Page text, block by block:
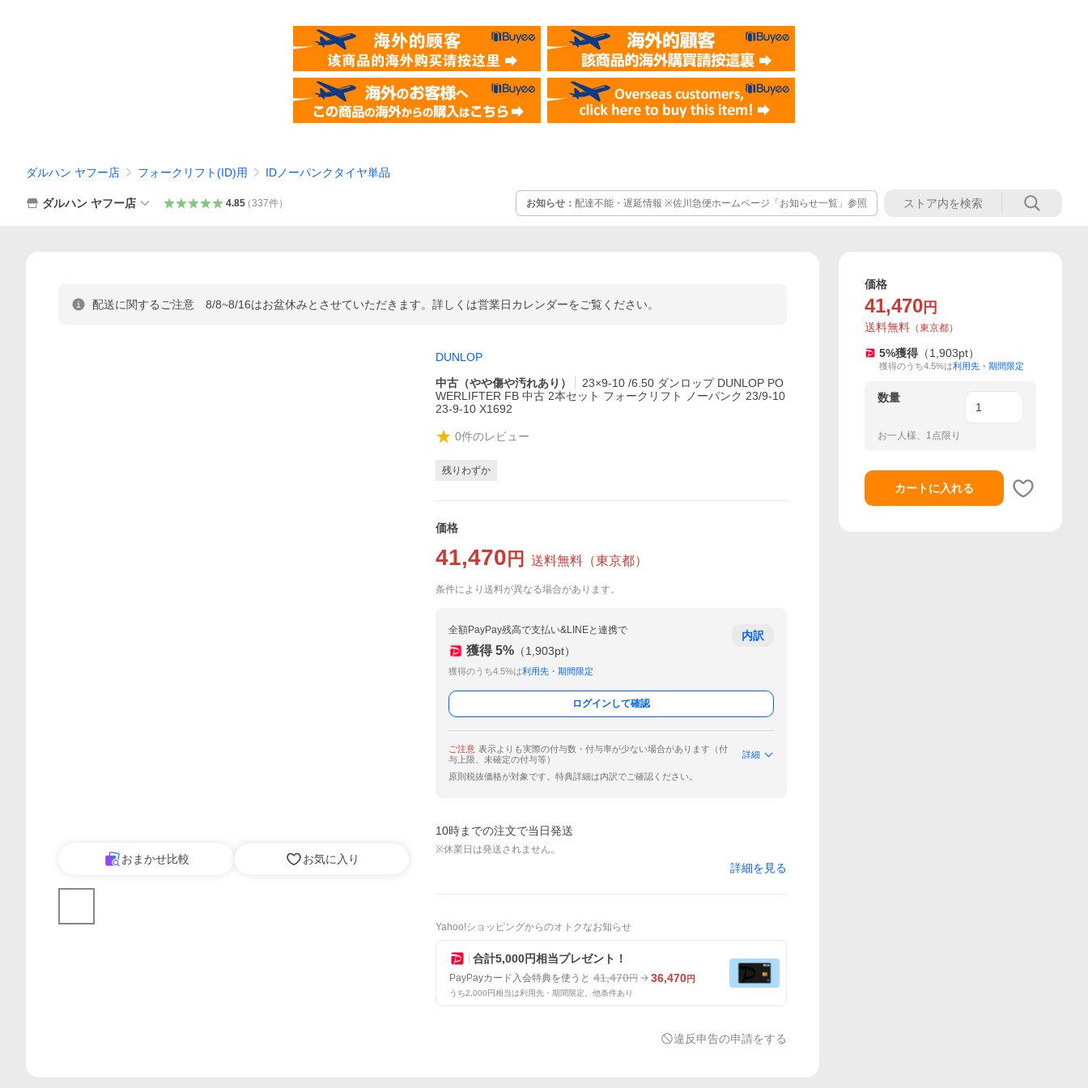
ダルハン ヤフー店 フォークリフト(ID)用 IDノーパンクタイヤ単品
ダルハン ヤフー店 4.85（337件） お知らせ： 配達不能・遅延情報 ※佐川急便ホームページ「お知らせ一覧」参照
配送に関するご注意 8/8~8/16はお盆休みとさせていただきます。詳しくは営業日カレンダーをご覧ください。
おまかせ比較 お気に入り
DUNLOP
中古（やや傷や汚れあり）
23×9-10 /6.50 ダンロップ DUNLOP PO
WERLIFTER FB 中古 2本セット フォークリフト ノーパンク 23/9-10
23-9-10 X1692
0件のレビュー
残りわずか
価格
41,470 円 送料無料 （東京都）
条件により送料が異なる場合があります。
全額PayPay残高で支払い&LINEと連携で
獲得 5% （1,903pt）
獲得のうち4.5%は利用先・期間限定
内訳
ログインして確認
ご注意 表示よりも実際の付与数・付与率が少ない場合があります（付
与上限、未確定の付与等）
詳細
原則税抜価格が対象です。特典詳細は内訳でご確認ください。
10時までの注文で当日発送
※休業日は発送されません。
詳細を見る
Yahoo!ショッピングからのオトクなお知らせ
合計5,000円相当プレゼント！
PayPayカード入会特典を使うと 41,470円 36,470円
うち2,000円相当は利用先・期間限定。他条件あり
違反申告の申請をする
価格
41,470 円
送料無料 （東京都）
5%獲得 （1,903pt）
獲得のうち4.5%は利用先・期間限定
数量
お一人様、1点限り
カートに入れる